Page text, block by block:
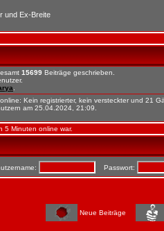
und Ex-Breite
15699 Beiträge geschrieben.
Kein registrierter, kein versteckter und 21
am 25.04.2024, 21:09.
5 Minuten online war.
Passwort:
Neue Beiträge